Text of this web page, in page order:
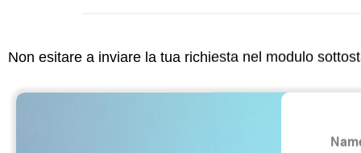
Non esitare a inviare la tua richiesta nel modulo